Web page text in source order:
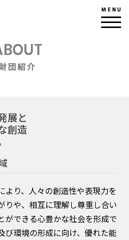
MENU
団紹介
展と
創造
より、人々の創造性や表現力を
りや、相互に理解し尊重し合い
ができる心豊かな社会を形成で
び環境の形成に向け、優れた能